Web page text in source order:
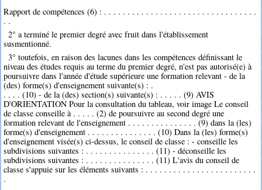
Rapport de compétences (6) : . . . . . . . . . . . . . . . . . . . . . . . . . . . . . . . . .
. .
2° a terminé le premier degré avec fruit dans l'établissement
susmentionné.
3° toutefois, en raison des lacunes dans les compétences définissant le
niveau des études requis au terme du premier degré, n'est pas autorisé(e) à
poursuivre dans l'année d'étude supérieure une formation relevant - de la
(des) forme(s) d'enseignement suivante(s) : .
. . . . (10) - de la (des) section(s) suivante(s) : . . . . . (9) AVIS
D'ORIENTATION Pour la consultation du tableau, voir image Le conseil
de classe conseille à . . . . . (2) de poursuivre au second degré une
formation relevant de l'enseignement . . . . . . . . . . . . . . . (9) dans la (les)
forme(s) d'enseignement . . . . . . . . . . . . . . . (10) Dans la (les) forme(s)
d'enseignement visée(s) ci-dessus, le conseil de classe : - conseille les
subdivisions suivantes : . . . . . . . . . . . . . . . (11) - déconseille les
subdivisions suivantes : . . . . . . . . . . . . . . . (11) L'avis du conseil de
classe s'appuie sur les éléments suivants : . . . . . . . . . . . . . . . . . . . . . . . .
.